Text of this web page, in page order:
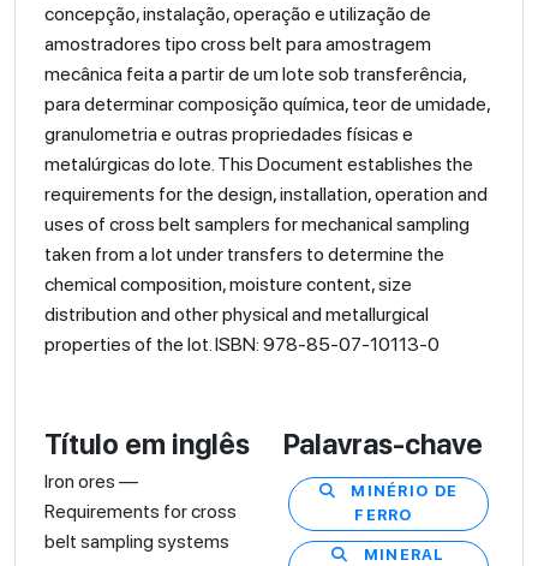
concepção, instalação, operação e utilização de
amostradores tipo cross belt para amostragem
mecânica feita a partir de um lote sob transferência,
para determinar composição química, teor de umidade,
granulometria e outras propriedades físicas e
metalúrgicas do lote. This Document establishes the
requirements for the design, installation, operation and
uses of cross belt samplers for mechanical sampling
taken from a lot under transfers to determine the
chemical composition, moisture content, size
distribution and other physical and metallurgical
properties of the lot. ISBN: 978-85-07-10113-0
Título em inglês
Iron ores —
Requirements for cross
belt sampling systems
Palavras-chave
MINÉRIO DE
FERRO
MINERAL